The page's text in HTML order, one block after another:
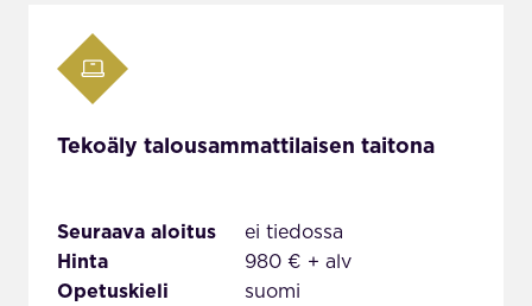
Tekoäly talousammattilaisen taitona
Seuraava aloitus
ei tiedossa
Hinta
980 € + alv
Opetuskieli
suomi